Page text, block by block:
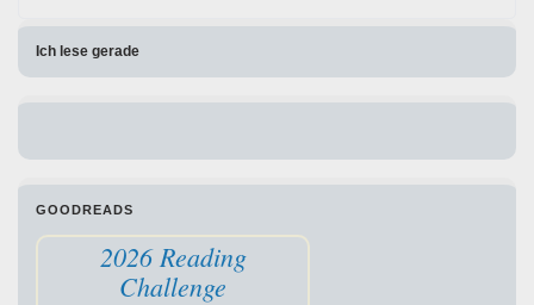
Ich lese gerade
GOODREADS
2026 Reading
Challenge